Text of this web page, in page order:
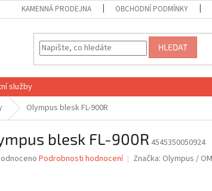
KAMENNÁ PRODEJNA OBCHODNÍ PODMÍNKY
HLEDAT
služby
Olympus blesk FL-900R
blesk FL-900R 4545350050924
Podrobnosti hodnocení Značka: Olympus /